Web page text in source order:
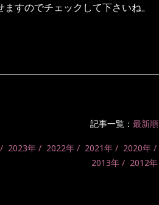
すのでチェックして下さいね。
記事一覧： 最新順
2023年 2022年 2021年 2020年
2013年
2012年